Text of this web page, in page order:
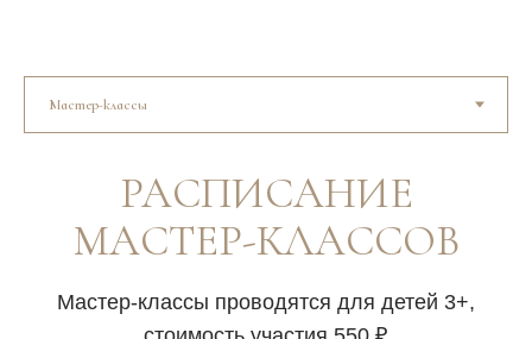
Наш ресторан оборудован чудесной детской